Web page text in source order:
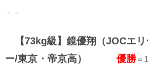
－－
【73kg級】鏡優翔（JOCエリ
ー/東京・帝京高） 優勝＝